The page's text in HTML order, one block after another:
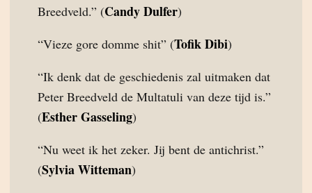
Breedveld.” (Candy Dulfer)
“Vieze gore domme shit” (Tofik Dibi)
“Ik denk dat de geschiedenis zal uitmaken dat
Peter Breedveld de Multatuli van deze tijd is.”
(Esther Gasseling)
“Nu weet ik het zeker. Jij bent de antichrist.”
(Sylvia Witteman)